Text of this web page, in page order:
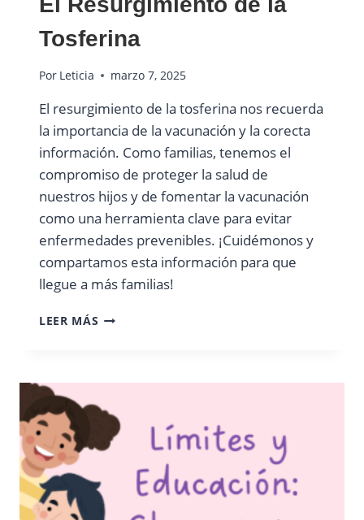
Tosferina
Por Leticia marzo 7, 2025
El resurgimiento de la tosferina nos recuerda
la importancia de la vacunación y la corecta
información. Como familias, tenemos el
compromiso de proteger la salud de
nuestros hijos y de fomentar la vacunación
como una herramienta clave para evitar
enfermedades prevenibles. ¡Cuidémonos y
compartamos esta información para que
llegue a más familias!
LEER MÁS EL
TOSFERINA